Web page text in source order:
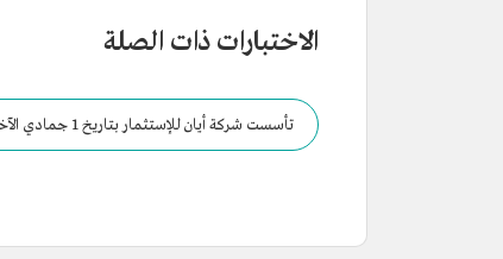
الاختبارات ذات الصلة